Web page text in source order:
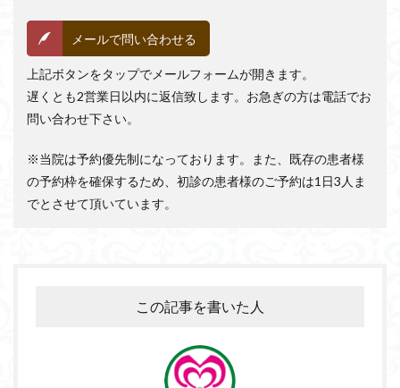
メールで問い合わせる
上記ボタンをタップでメールフォームが開きます。
遅くとも2営業日以内に返信致します。お急ぎの方は電話でお
問い合わせ下さい。
※当院は予約優先制になっております。また、既存の患者様
の予約枠を確保するため、初診の患者様のご予約は1日3人ま
でとさせて頂いています。
この記事を書いた人